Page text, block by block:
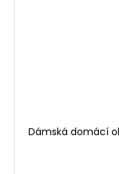
Dámská domácí